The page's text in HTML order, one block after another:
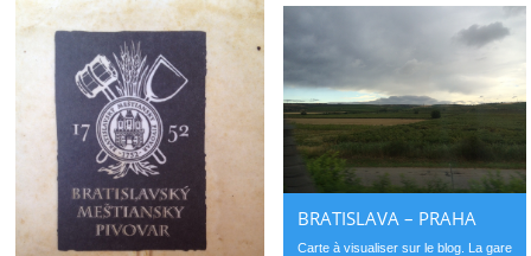
BRATISLAVA – PRAHA
Carte à visualiser sur le blog. La gare